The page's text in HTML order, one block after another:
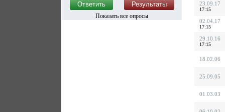
Показать все опросы
23.09.17
17:15
02.04.17
17:15
29.10.16
17:15
18.02.06
25.09.05
01.03.03